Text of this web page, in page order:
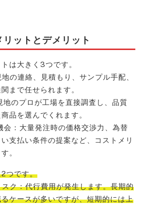
ットとデメリット
は大きく3つです。
の連絡、見積もり、サンプル手配、
まで任せられます。
地のプロが工場を直接調査し、品質
品を選んでくれます。
会：大量発注時の価格交渉力、為替
支払い条件の提案など、コストメリ
。
つです。
ク：代行費用が発生します。長期的
ケースが多いですが、短期的には上